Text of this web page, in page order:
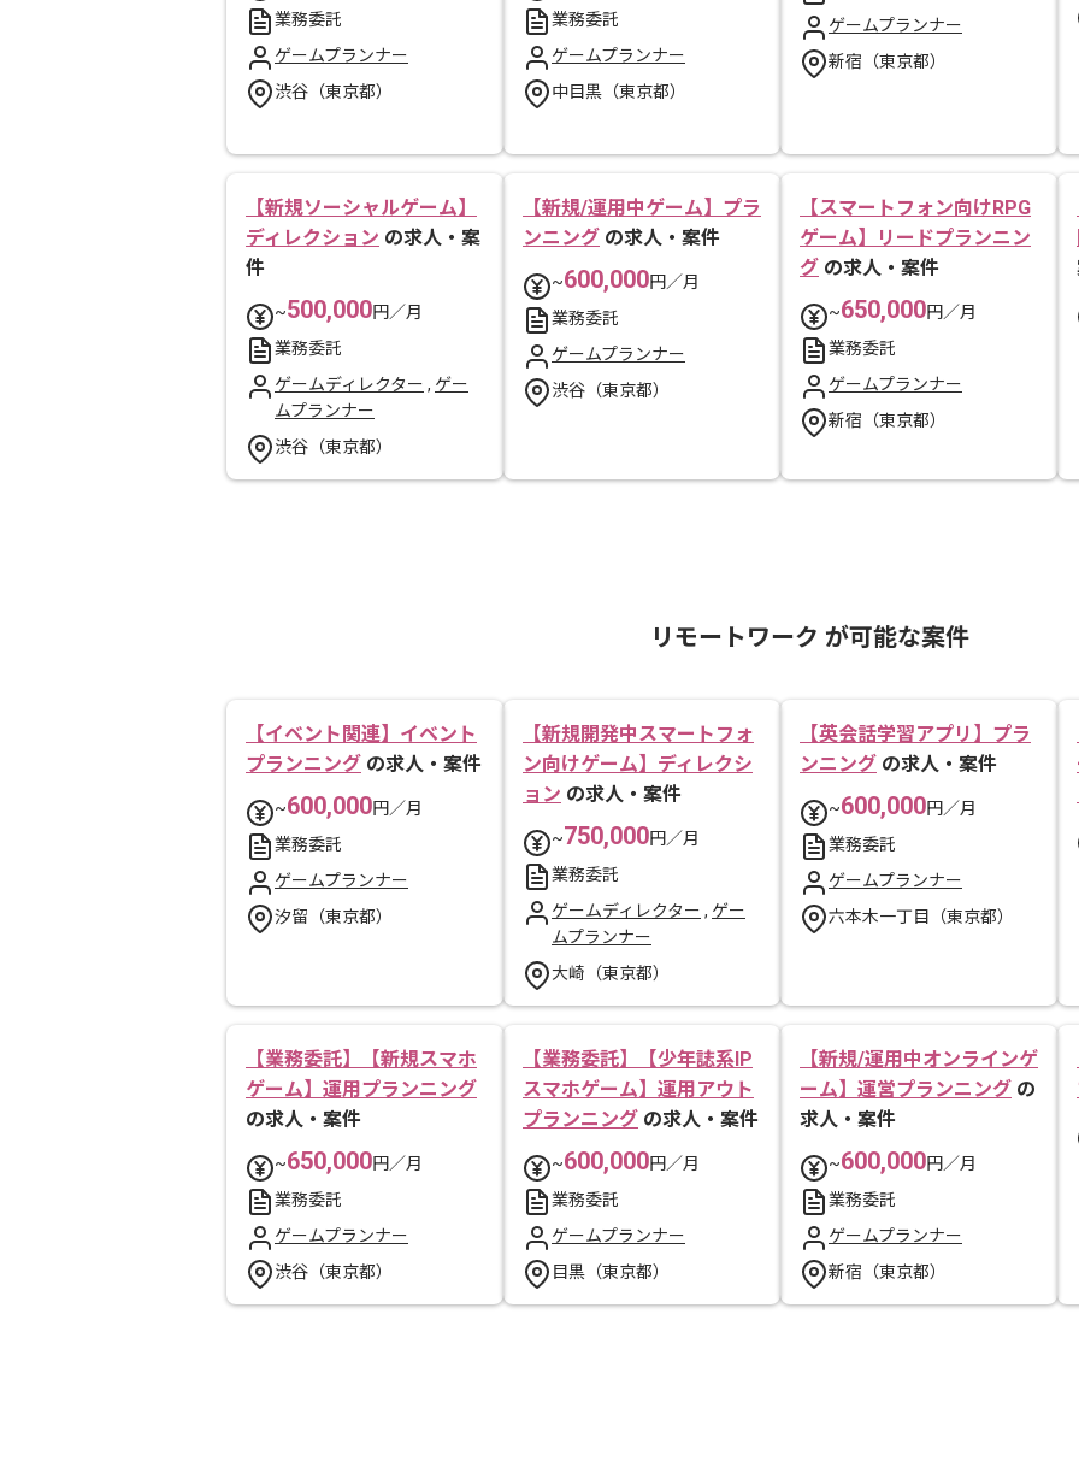
業務委託
ゲームプランナー
渋谷（東京都）
業務委託
ゲームプランナー
中目黒（東京都）
ゲームプランナー
新宿（東京都）
【新規ソーシャルゲーム】
ディレクション の求人・案
件
~500,000円／月
業務委託
ゲームディレクター , ゲー
ムプランナー
渋谷（東京都）
【新規/運用中ゲーム】プラ
ンニング の求人・案件
~600,000円／月
業務委託
ゲームプランナー
渋谷（東京都）
【スマートフォン向けRPG
ゲーム】リードプランニン
グ の求人・案件
~650,000円／月
業務委託
ゲームプランナー
新宿（東京都）
リモートワーク が可能な案件
【イベント関連】イベント
プランニング の求人・案件
~600,000円／月
業務委託
ゲームプランナー
汐留（東京都）
【新規開発中スマートフォ
ン向けゲーム】ディレクシ
ョン の求人・案件
~750,000円／月
業務委託
ゲームディレクター , ゲー
ムプランナー
大崎（東京都）
【英会話学習アプリ】プラ
ンニング の求人・案件
~600,000円／月
業務委託
ゲームプランナー
六本木一丁目（東京都）
【業務委託】【新規スマホ
ゲーム】運用プランニング
の求人・案件
~650,000円／月
業務委託
ゲームプランナー
渋谷（東京都）
【業務委託】【少年誌系IP
スマホゲーム】運用アウト
プランニング の求人・案件
~600,000円／月
業務委託
ゲームプランナー
目黒（東京都）
【新規/運用中オンラインゲ
ーム】運営プランニング の
求人・案件
~600,000円／月
業務委託
ゲームプランナー
新宿（東京都）